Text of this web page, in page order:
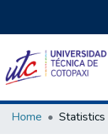
Communities &
Home Statistics